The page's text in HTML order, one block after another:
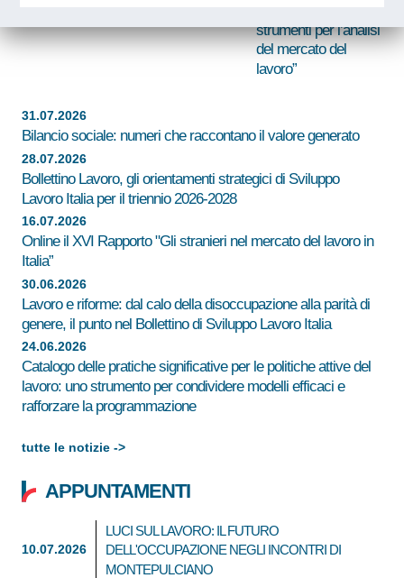
strumenti per l’analisi
del mercato del
lavoro”
31.07.2026
Bilancio sociale: numeri che raccontano il valore generato
28.07.2026
Bollettino Lavoro, gli orientamenti strategici di Sviluppo
Lavoro Italia per il triennio 2026-2028
16.07.2026
Online il XVI Rapporto "Gli stranieri nel mercato del lavoro in
Italia”
30.06.2026
Lavoro e riforme: dal calo della disoccupazione alla parità di
genere, il punto nel Bollettino di Sviluppo Lavoro Italia
24.06.2026
Catalogo delle pratiche significative per le politiche attive del
lavoro: uno strumento per condividere modelli efficaci e
rafforzare la programmazione
tutte le notizie ->
APPUNTAMENTI
10.07.2026
LUCI SUL LAVORO: IL FUTURO
DELL'OCCUPAZIONE NEGLI INCONTRI DI
MONTEPULCIANO